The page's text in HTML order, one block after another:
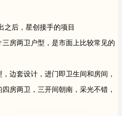
之后，星创接手的项目
房两卫户型，是市面上比较常见的
边套设计，进门即卫生间和房间，
房两卫，三开间朝南，采光不错，